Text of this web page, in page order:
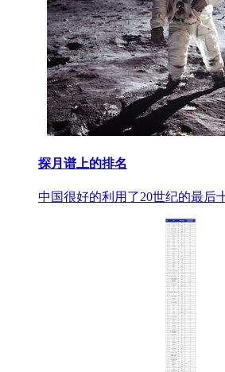
探月谱上的排名
中国很好的利用了20世纪的最后